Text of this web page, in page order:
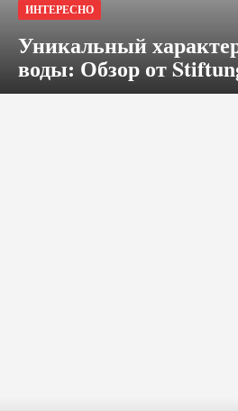
ИНТЕРЕСНО
Уникальный
воды: Обзор от